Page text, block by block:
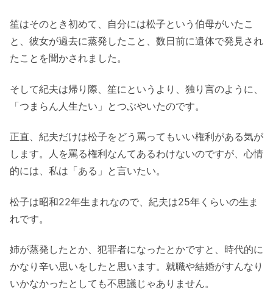
笙はそのとき初めて、自分には松子という伯母がいたこ
と、彼女が過去に蒸発したこと、数日前に遺体で発見され
たことを聞かされました。
そして紀夫は帰り際、笙にというより、独り言のように、
「つまらん人生たい」とつぶやいたのです。
正直、紀夫だけは松子をどう罵ってもいい権利がある気が
します。人を罵る権利なんてあるわけないのですが、心情
的には、私は「ある」と言いたい。
松子は昭和22年生まれなので、紀夫は25年くらいの生ま
れです。
姉が蒸発したとか、犯罪者になったとかですと、時代的に
かなり辛い思いをしたと思います。就職や結婚がすんなり
いかなかったとしても不思議じゃありません。